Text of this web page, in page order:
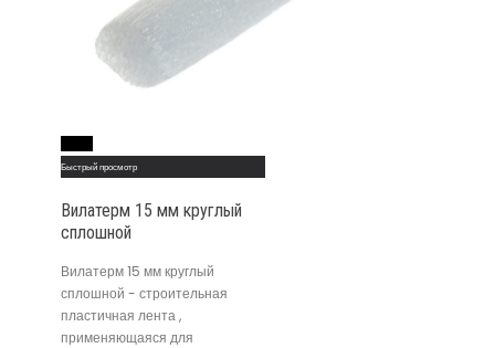
Быстрый просмотр
Вилатерм 15 мм круглый
сплошной
Вилатерм 15 мм круглый
сплошной - строительная
пластичная лента ,
применяющаяся для